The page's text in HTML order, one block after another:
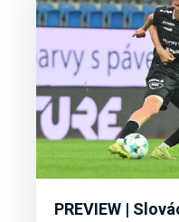
PREVIEW |